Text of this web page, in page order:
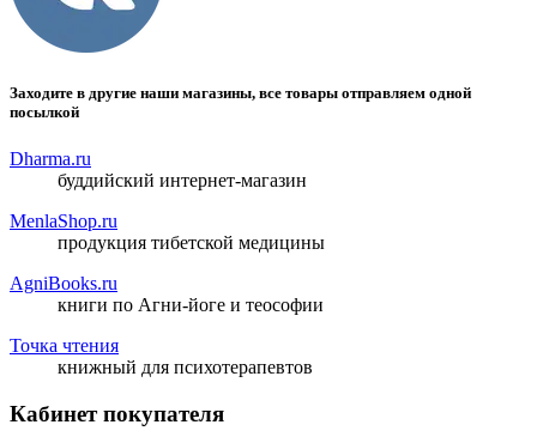
Заходите в другие наши магазины, все товары отправляем одной
посылкой
Dharma.ru
буддийский интернет-магазин
MenlaShop.ru
продукция тибетской медицины
AgniBooks.ru
книги по Агни-йоге и теософии
Точка чтения
книжный для психотерапевтов
Кабинет покупателя